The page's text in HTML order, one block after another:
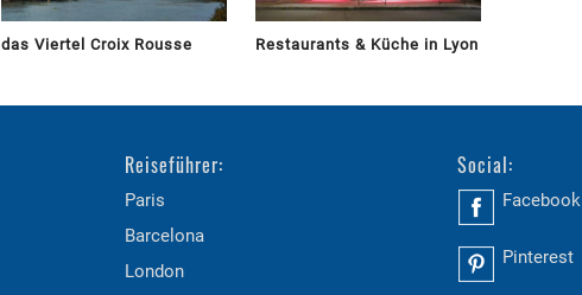
das Viertel Croix Rousse Restaurants & Küche in Lyon
Reiseführer:
Paris
Barcelona
London
Social:
Facebook
Pinterest